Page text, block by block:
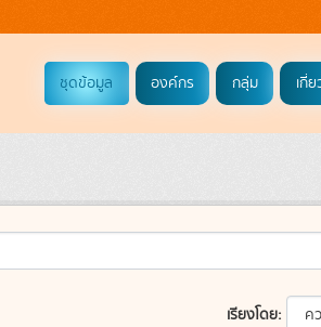
ชุดข้อมูล องค์กร กลุ่ม เกี่
เรียงโดย